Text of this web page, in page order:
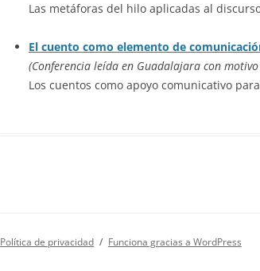
Las metáforas del hilo aplicadas al
El cuento como elemento de
(Conferencia leída en Guadalajara con
Los cuentos como apoyo comunicativo
Política de privacidad Funciona gracias a WordPress